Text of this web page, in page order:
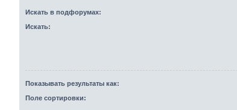
Искать в подфорумах:
Искать:
Показывать результаты как:
Поле сортировки: